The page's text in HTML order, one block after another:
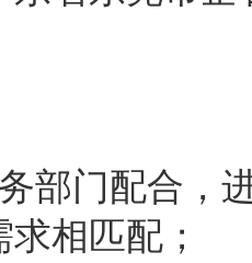
部门配合，
相匹配；